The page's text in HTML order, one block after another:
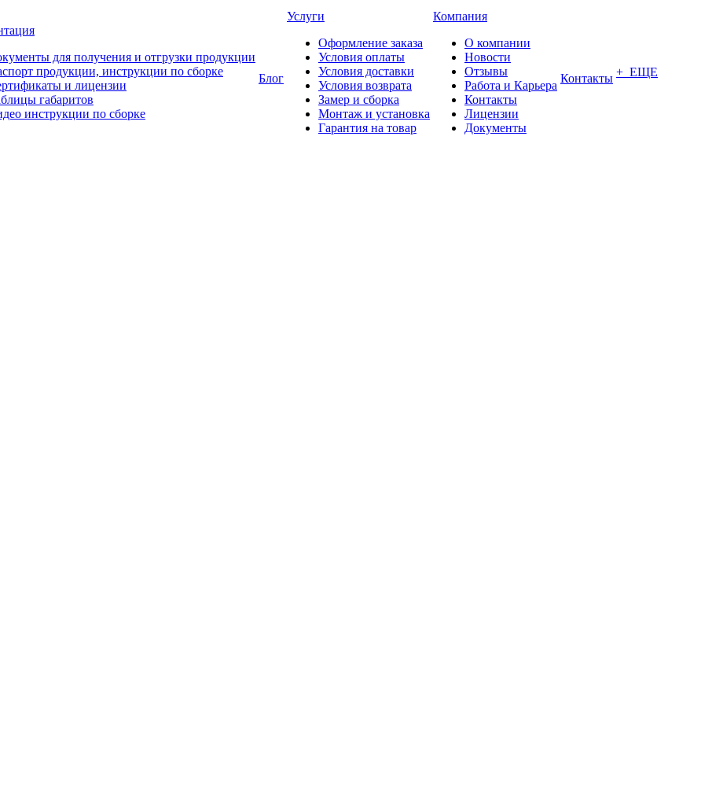
для получения и отгрузки продукции
продукции, инструкции по сборке
и лицензии
габаритов
инструкции по сборке
Блог
Услуги
Оформление заказа
Условия оплаты
Условия доставки
Условия возврата
Замер и сборка
Монтаж и установка
Гарантия на товар
Компания
О компании
Новости
Отзывы
Работа и Карьера
Контакты
Лицензии
Документы
Контакты + ЕЩЕ